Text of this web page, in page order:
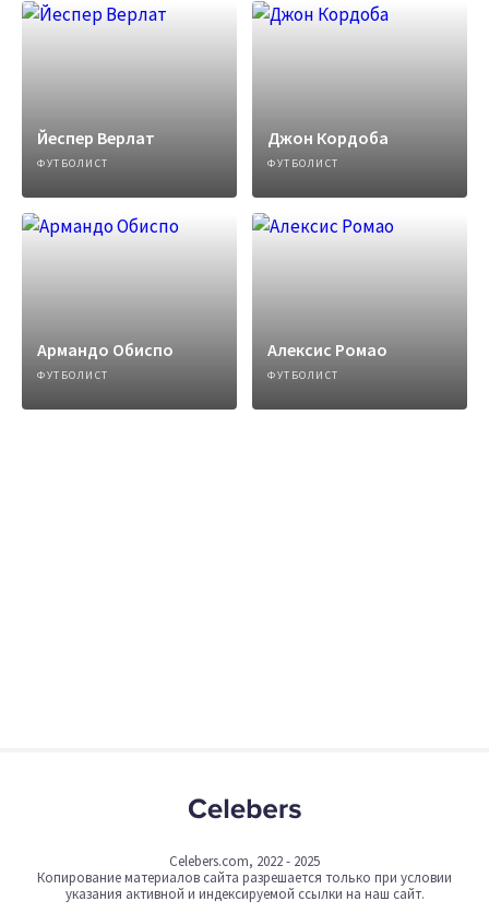
Йеспер Верлат
ФУТБОЛИСТ
Джон Кордоба
ФУТБОЛИСТ
Армандо Обиспо
ФУТБОЛИСТ
Алексис Ромао
ФУТБОЛИСТ
Celebers.com, 2022 - 2025
Копирование материалов сайта разрешается только при условии
указания активной и индексируемой ссылки на наш сайт.